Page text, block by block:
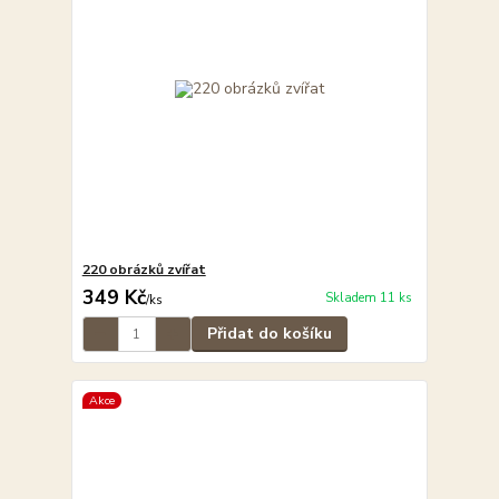
220 obrázků zvířat
349 Kč/ks Skladem 11 ks
Přidat do košíku
Akce